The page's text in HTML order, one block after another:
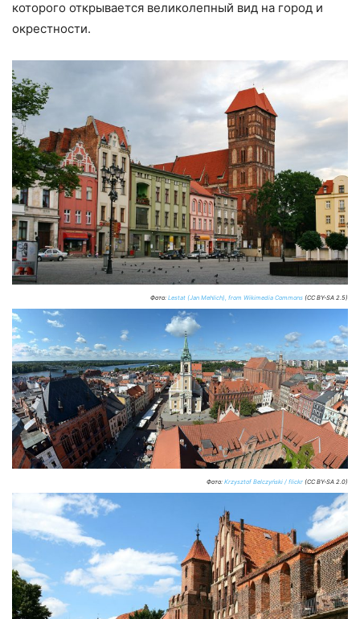
которого открывается великолепный вид на город и
окрестности.
Фото: Lestat (Jan Mehlich), from Wikimedia Commons (CC BY-SA 2.5)
Фото: Krzysztof Belczyński / flickr (CC BY-SA 2.0)